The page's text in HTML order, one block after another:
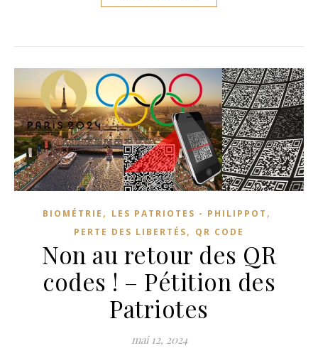
BIOMÉTRIE , LES PATRIOTES - PHILIPPOT ,
PERTE DES LIBERTÉS, QR CODE
Non au retour des QR
codes ! – Pétition des
Patriotes
mai 12, 2024